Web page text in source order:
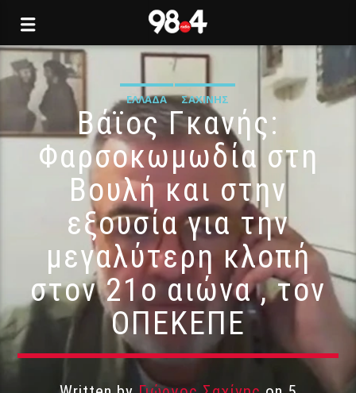
ΕΛΛΆΔΑ ΣΑΧΊΝΗΣ
Βάϊος Γκανής:
Φαρσοκωμωδία στη
Βουλή και στην
εξουσία για την
μεγαλύτερη κλοπή
στον 21ο αιώνα , τον
ΟΠΕΚΕΠΕ